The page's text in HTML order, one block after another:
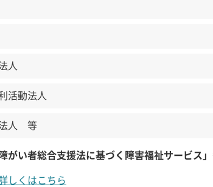
人
活動法人
人 等
障がい者総合支援法に基づく障害福祉サービス」
しくはこちら